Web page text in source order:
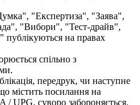
"Експертиза", "Заява",
"Вибори", "Тест-драйв",
на правах
спільно з
передрук, чи наступне
містить посилання на
/ UPG, суворо забороняється.